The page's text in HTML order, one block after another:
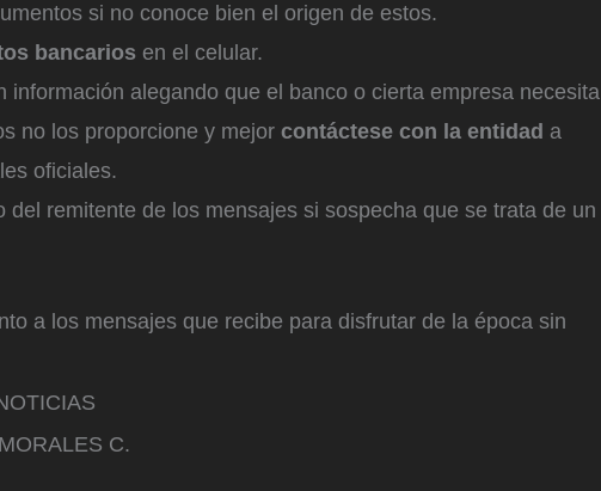
si no conoce bien el origen de estos.
bancarios en el celular.
información alegando que el banco o cierta empresa necesita
no los proporcione y mejor contáctese con la entidad a
oficiales.
del remitente de los mensajes si sospecha que se trata de un
a los mensajes que recibe para disfrutar de la época sin
C.